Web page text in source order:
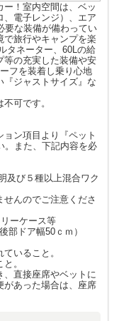
！室内空間は、ベッ
、電子レンジ）、エア
要な装備が備わってい
で旅行やキャンプを楽
タネーター、60Lの給
等の充実した装備や安
フを装着し乗り心地
『ジャストサイズ』な
可です。
ン項目より『ペット
。また、下記内容を必
及び５種以上混合ワク
んのでご注意くださ
ーケース等
部ドア幅50ｃｍ）
いること。
。
、直接座席やベットに
があった場合は、座席